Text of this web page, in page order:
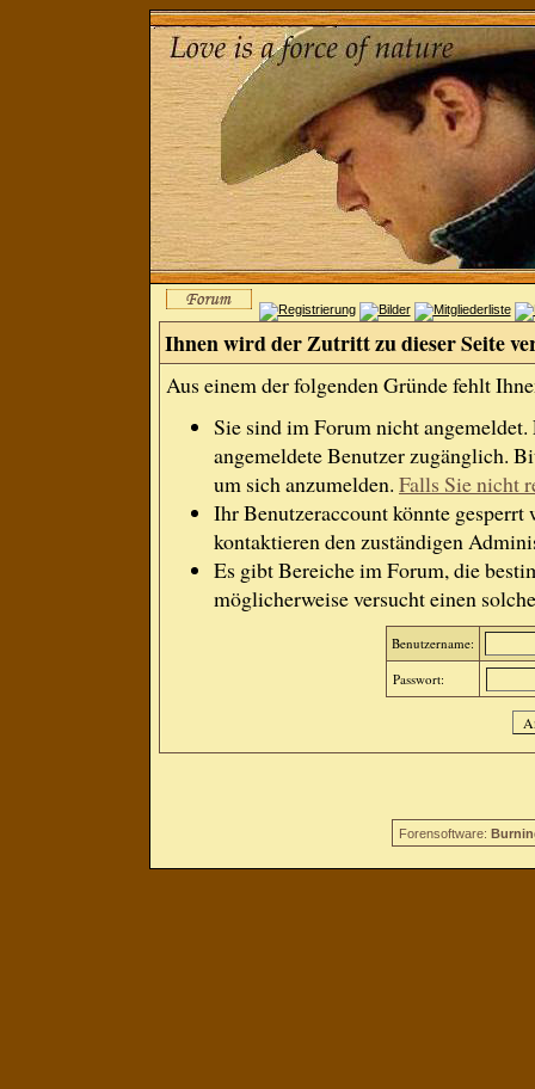
Ihnen wird der Zutritt zu dieser Seite
Aus einem der folgenden Gründe fehlt
Sie sind im Forum nicht
angemeldete Benutzer zugänglich.
um sich anzumelden. Falls Sie nicht
Ihr Benutzeraccount könnte gesperrt
kontaktieren den zuständigen
Es gibt Bereiche im Forum, die
möglicherweise versucht einen
Benutzername:
Passwort:
Forensoftware: